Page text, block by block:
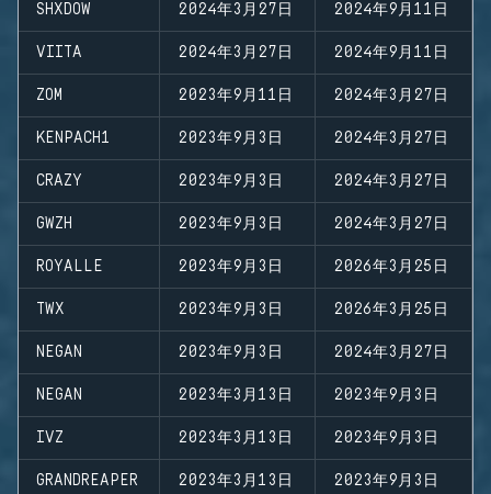
SHXDOW 2024年3月27日 2024年9月11日
VIITA 2024年3月27日 2024年9月11日
ZOM 2023年9月11日 2024年3月27日
KENPACH1 2023年9月3日 2024年3月27日
CRAZY 2023年9月3日 2024年3月27日
GWZH 2023年9月3日 2024年3月27日
ROYALLE 2023年9月3日 2026年3月25日
TWX 2023年9月3日 2026年3月25日
NEGAN 2023年9月3日 2024年3月27日
NEGAN 2023年3月13日 2023年9月3日
IVZ 2023年3月13日 2023年9月3日
GRANDREAPER 2023年3月13日 2023年9月3日